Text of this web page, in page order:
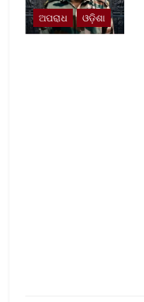
ଅପରାଧ ଓଡ଼ିଶା